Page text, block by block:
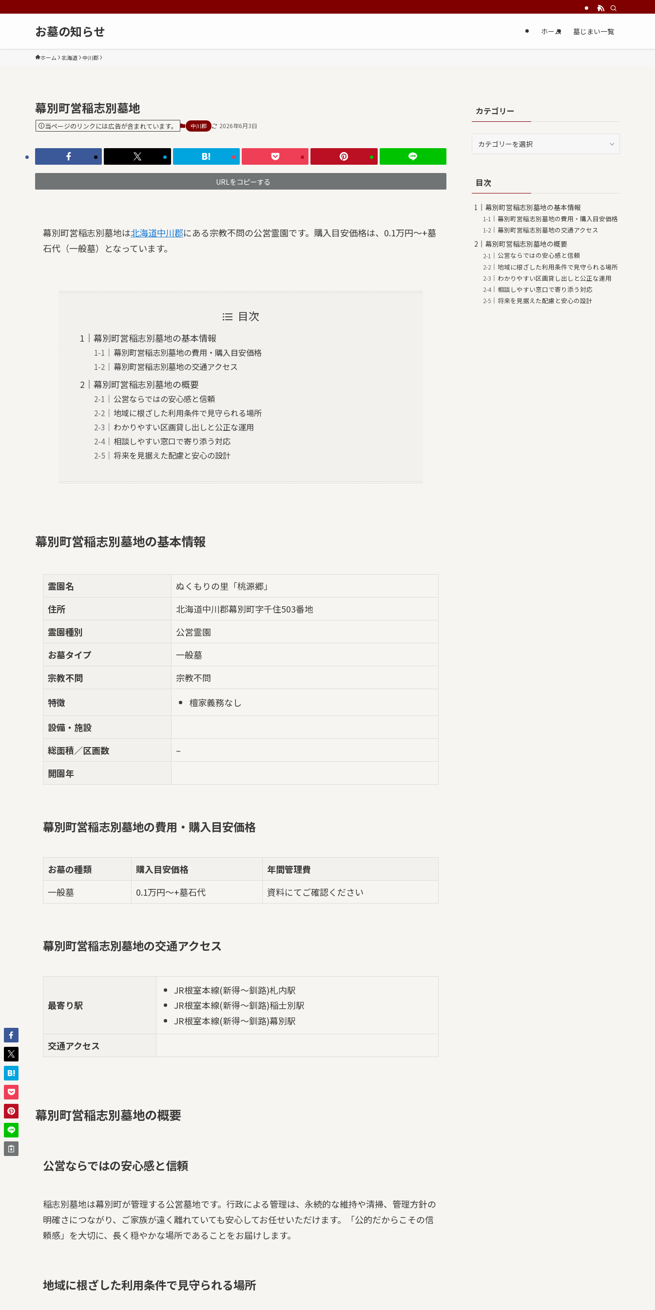
お墓の知らせ ホーム 墓じまい一覧
ホーム 北海道 中川郡
幕別町営稲志別墓地
当ページのリンクには広告が含まれています。 中川郡 2026年6月3日
URLをコピーする
幕別町営稲志別墓地は北海道中川郡にある宗教不問の公営霊園です。購入目安価格は、0.1万円～+墓
石代（一般墓）となっています。
目次
幕別町営稲志別墓地の基本情報
幕別町営稲志別墓地の費用・購入目安価格
幕別町営稲志別墓地の交通アクセス
幕別町営稲志別墓地の概要
公営ならではの安心感と信頼
地域に根ざした利用条件で見守られる場所
わかりやすい区画貸し出しと公正な運用
相談しやすい窓口で寄り添う対応
将来を見据えた配慮と安心の設計
幕別町営稲志別墓地の基本情報
霊園名
ぬくもりの里「桃源郷」
住所
北海道中川郡幕別町字千住503番地
霊園種別
公営霊園
お墓タイプ
一般墓
宗教不問
宗教不問
特徴
檀家義務なし
設備・施設
総面積／区画数
–
開園年
幕別町営稲志別墓地の費用・購入目安価格
お墓の種類 購入目安価格
年間管理費
一般墓
0.1万円～+墓石代 資料にてご確認ください
幕別町営稲志別墓地の交通アクセス
最寄り駅
JR根室本線(新得～釧路)札内駅
JR根室本線(新得～釧路)稲士別駅
JR根室本線(新得～釧路)幕別駅
交通アクセス
幕別町営稲志別墓地の概要
公営ならではの安心感と信頼
稲志別墓地は幕別町が管理する公営墓地です。行政による管理は、永続的な維持や清掃、管理方針の
明確さにつながり、ご家族が遠く離れていても安心してお任せいただけます。「公的だからこその信
頼感」を大切に、長く穏やかな場所であることをお届けします。
地域に根ざした利用条件で見守られる場所
カテゴリー
テ
リ目次
幕別町営稲志別墓地の基本情報
幕別町営稲志別墓地の費用・購入目安価格
幕別町営稲志別墓地の交通アクセス
幕別町営稲志別墓地の概要
公営ならではの安心感と信頼
地域に根ざした利用条件で見守られる場所
わかりやすい区画貸し出しと公正な運用
相談しやすい窓口で寄り添う対応
将来を見据えた配慮と安心の設計